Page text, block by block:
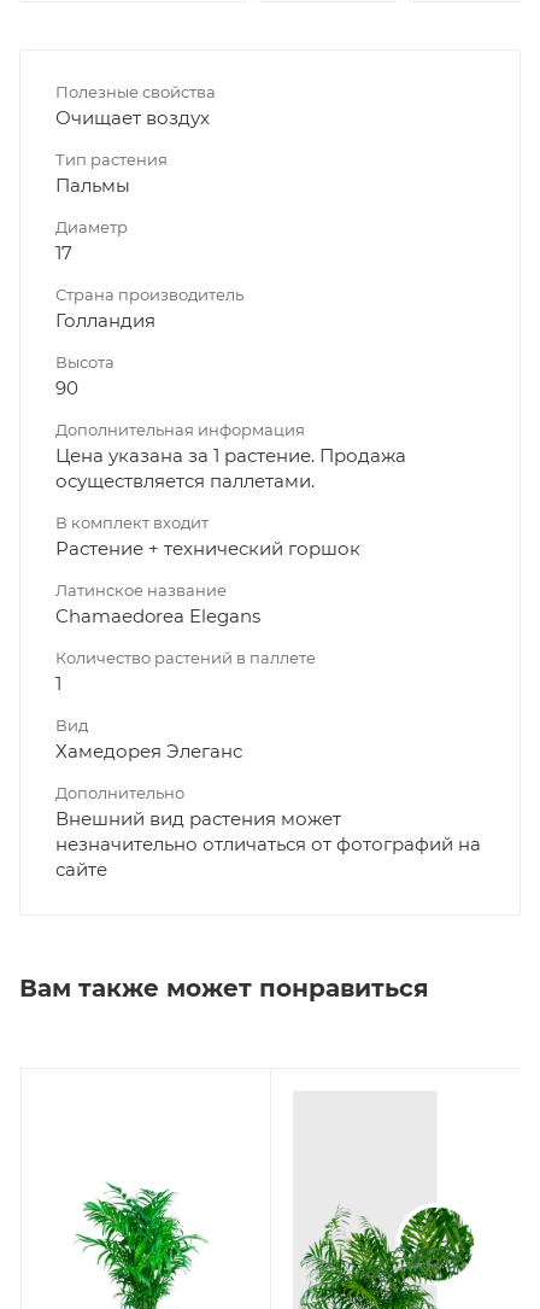
Полезные свойства
Очищает воздух
Тип растения
Пальмы
Диаметр
17
Страна производитель
Голландия
Высота
90
Дополнительная информация
Цена указана за 1 растение. Продажа
осуществляется паллетами.
В комплект входит
Растение + технический горшок
Латинское название
Chamaedorea Elegans
Количество растений в паллете
1
Вид
Хамедорея Элеганс
Дополнительно
Внешний вид растения может
незначительно отличаться от фотографий на
сайте
Вам также может понравиться